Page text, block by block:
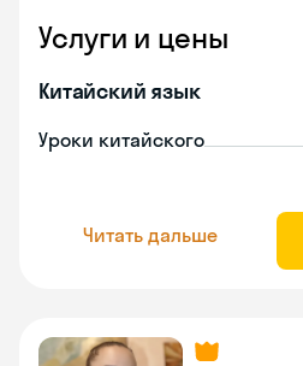
Услуги и цены
Китайский язык
Уроки китайского
Читать дальше